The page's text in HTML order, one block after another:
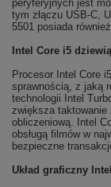
peryferyjnych jest
tym złączu USB-C,
5501 posiada
Intel Core i5
Procesor Intel Core
sprawnością, z jaką
technologii Intel
zwiększa taktowanie
obliczeniową. Intel
obsługą filmów w
bezpieczne
Układ graficzny